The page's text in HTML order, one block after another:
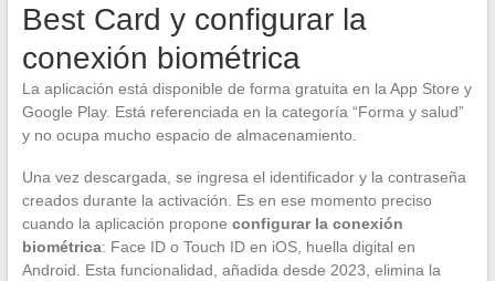
Best Card y configurar la
conexión biométrica
La aplicación está disponible de forma gratuita en la App Store y
Google Play. Está referenciada en la categoría “Forma y salud”
y no ocupa mucho espacio de almacenamiento.
Una vez descargada, se ingresa el identificador y la contraseña
creados durante la activación. Es en ese momento preciso
cuando la aplicación propone configurar la conexión
biométrica: Face ID o Touch ID en iOS, huella digital en
Android. Esta funcionalidad, añadida desde 2023, elimina la